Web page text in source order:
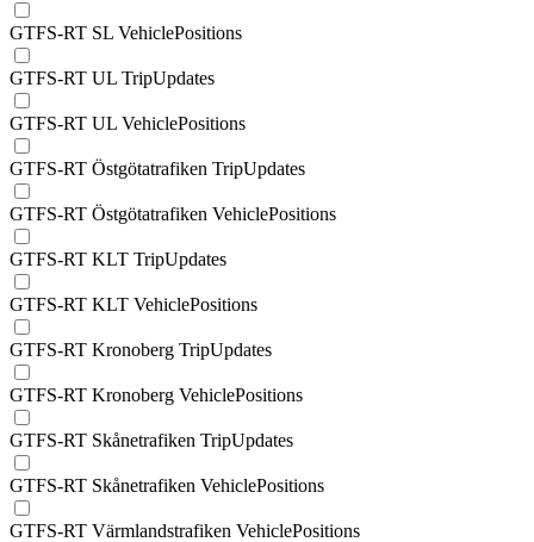
GTFS-RT SL VehiclePositions
GTFS-RT UL TripUpdates
GTFS-RT UL VehiclePositions
GTFS-RT Östgötatrafiken TripUpdates
GTFS-RT Östgötatrafiken VehiclePositions
GTFS-RT KLT TripUpdates
GTFS-RT KLT VehiclePositions
GTFS-RT Kronoberg TripUpdates
GTFS-RT Kronoberg VehiclePositions
GTFS-RT Skånetrafiken TripUpdates
GTFS-RT Skånetrafiken VehiclePositions
GTFS-RT Värmlandstrafiken VehiclePositions